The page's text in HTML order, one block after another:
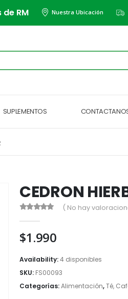
RM Nuestra Ubicación
SUPLEMENTOS
CEDRON
( No hay
$1.990
Availability:4 disponibles
SKU: FS00093
Categorías:Alimentación,Té,